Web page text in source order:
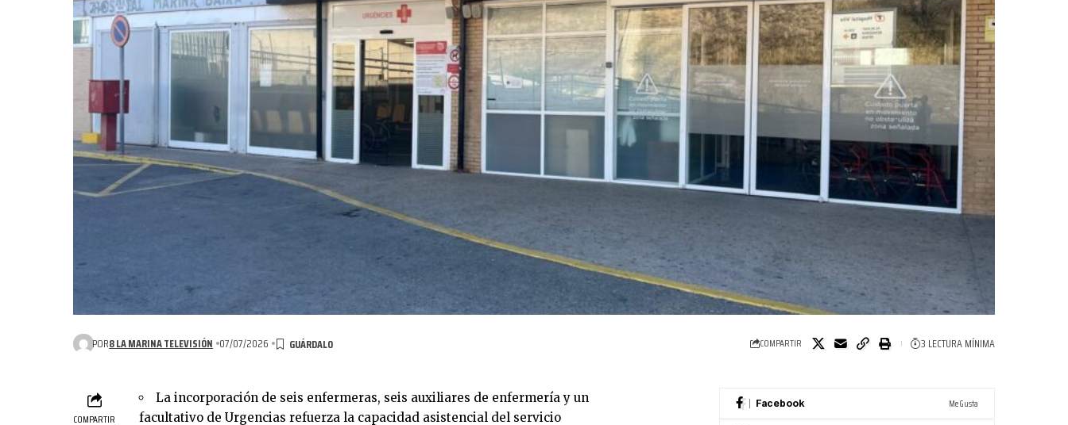
POR8 LA MARINA TELEVISIÓN 07/07/2026 COMPARTIR 3 LECTURA MÍNIMA
COMPARTIR
La incorporación de seis enfermeras, seis auxiliares de enfermería y un
facultativo de Urgencias refuerza la capacidad asistencial del servicio
Facebook Me Gusta